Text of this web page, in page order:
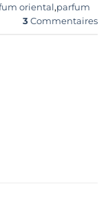
oriental,parfum
3 Commentaires